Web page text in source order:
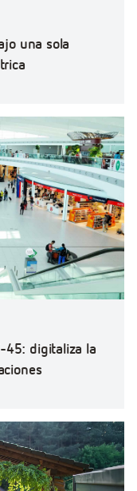
una sola
45: digitaliza la